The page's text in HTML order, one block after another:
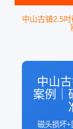
中山古镇2.5
中山
案例｜
磁头损坏+